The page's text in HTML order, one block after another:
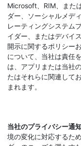
Microsoft、RIM、また
ダー、ソーシャルメデ
レーティングシステム
イダー、またはデバイ
開示に関するポリシー
について、当社は責任
は、アプリまたは当社
たはそれらに関連して
まれます。
当社のプライバシー通
境の変化に対応するた